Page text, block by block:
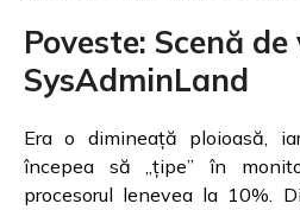
Poveste: Scenă
SysAdminLand
Era o dimineață ploioasă,
începea să „țipe” în
procesorul lenevea la 10%.